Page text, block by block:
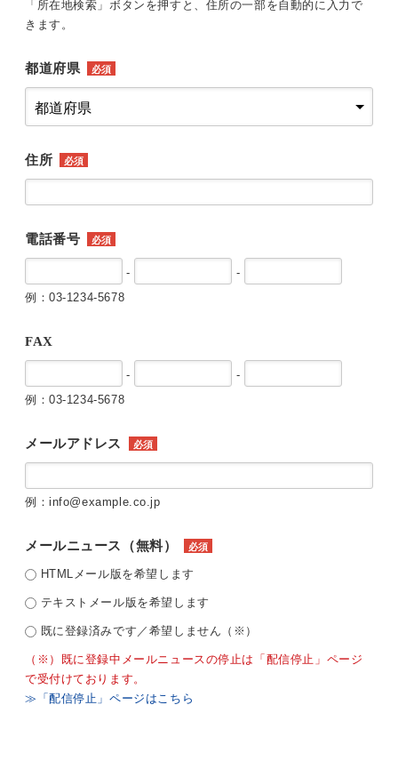
「所在地検索」ボタンを押すと、住所の一部を自動的に入力で
きます。
都道府県 必須
住所 必須
電話番号 必須
-
-
例：03-1234-5678
FAX
-
-
例：03-1234-5678
メールアドレス 必須
例：info@example.co.jp
メールニュース（無料） 必須
HTMLメール版を希望します
テキストメール版を希望します
既に登録済みです／希望しません（※）
（※）既に登録中メールニュースの停止は「配信停止」ページ
で受付けております。
≫「配信停止」ページはこちら